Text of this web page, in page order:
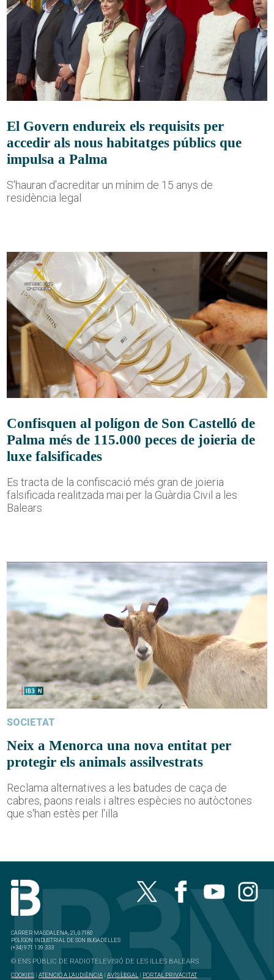
El Govern endureix els requisits per
accedir als nous habitatges públics que
impulsa a Palma
S'hauran d'acreditar un mínim de 15 anys de
residència legal
Confisquen al polígon de Son Castelló de
Palma més de 115.000 peces de joieria de
luxe falsificades
Es tracta de la confiscació més gran de joieria
falsificada realitzada mai per la Guàrdia Civil a les
Balears
SOCIETAT
Neix a Menorca una nova entitat per
protegir els animals assilvestrats
Reclama alternatives a les batudes de caça de
cabres, paons reials i altres espècies no autòctones
que s'han estès per l'illa
CARRER MAGDALENA, 21, 07180
POLÍGON INDUSTRIAL DE SON BUGADELLES
(+34) 971 139 333
© ENS PÚBLIC DE RADIOTELEVISIÓ DE LES ILLES BALEARS
COOKIES |ATENCIÓ A L'AUDIÈNCIA |AVÍS LEGAL | PORTAL PRIVACITAT